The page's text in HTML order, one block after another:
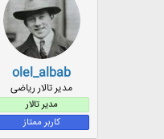
olel_albab
مدیر تالار ریاضی
مدیر تالار
کاربر ممتاز